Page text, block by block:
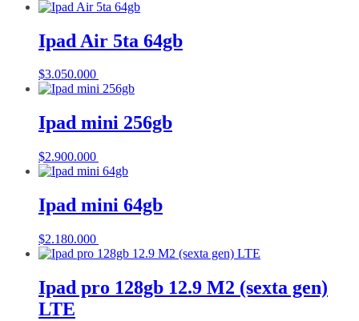
Ipad Air 5ta 64gb
$3.050.000
Ipad mini 256gb
$2.900.000
Ipad mini 64gb
$2.180.000
Ipad pro 128gb 12.9 M2 (sexta gen)
LTE